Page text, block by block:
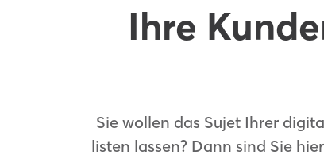
Ihre
Sie wollen das Sujet Ihrer
listen lassen? Dann sind Sie